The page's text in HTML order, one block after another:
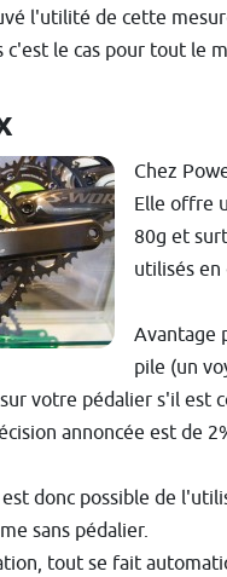
l'utilité de cette
c'est le cas pour tout le
Chez
Elle offre
80g et
utilisés
Avantage
pile (un
votre pédalier s'il est
annoncée est de
donc possible de
sans pédalier.
tout se fait